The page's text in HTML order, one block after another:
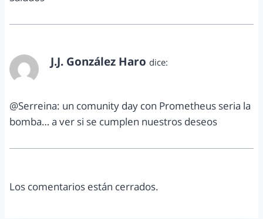
J.J. González Haro dice:
@Serreina: un comunity day con Prometheus seria la
bomba… a ver si se cumplen nuestros deseos
Los comentarios están cerrados.